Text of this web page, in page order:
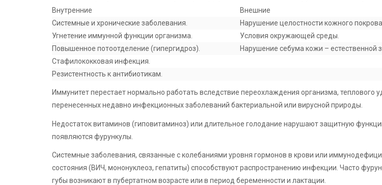
Внутренние
Внешние
Системные и хронические заболевания.
Нарушение целостности кожного покрова
Угнетение иммунной функции организма.
Условия окружающей среды.
Повышенное потоотделение (гипергидроз).
Нарушение себума кожи – естественной
Стафилококковая инфекция.
Резистентность к антибиотикам.
Иммунитет перестает нормально работать вследствие переохлаждения организма, теплового
перенесенных недавно инфекционных заболеваний бактериальной или вирусной природы.
Недостаток витаминов (гиповитаминоз) или длительное голодание нарушают защитную
появляются фурункулы.
Системные заболевания, связанные с колебаниями уровня гормонов в крови или
состояния (ВИЧ, мононуклеоз, гепатиты) способствуют распространению инфекции. Часто
губы возникают в пубертатном возрасте или в период беременности и лактации.